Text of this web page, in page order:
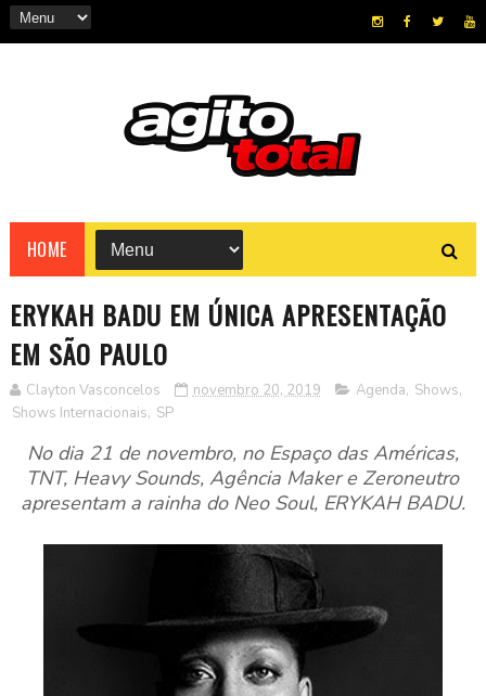
HOME
ERYKAH BADU EM ÚNICA APRESENTAÇÃO
EM SÃO PAULO
Clayton Vasconcelos novembro 20, 2019 Agenda, Shows,
Shows Internacionais, SP
No dia 21 de novembro, no Espaço das Américas,
TNT, Heavy Sounds, Agência Maker e Zeroneutro
apresentam a rainha do Neo Soul, ERYKAH BADU.